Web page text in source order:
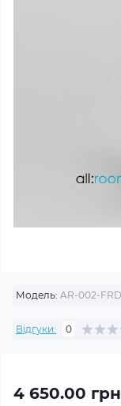
Модель: AR-002-FRD
Відгуки: 0
4 650.00